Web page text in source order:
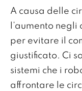
A causa delle
l’aumento
per evitare il
giustificato. Ci
sistemi che i
affrontare le